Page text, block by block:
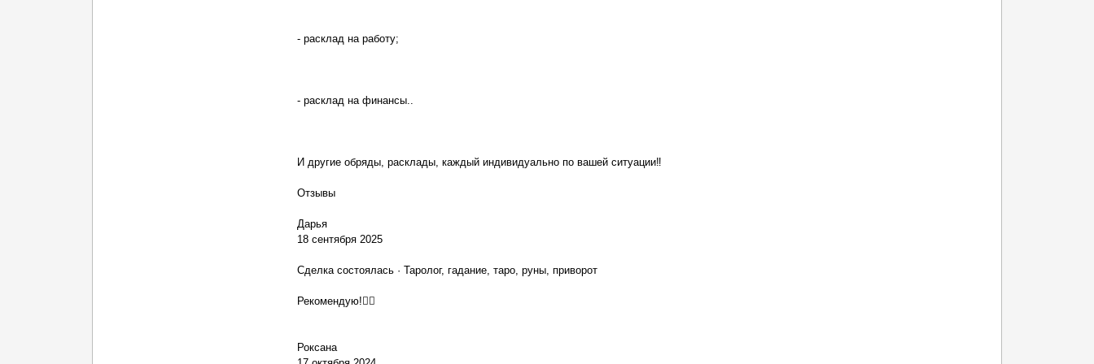
- расклад на работу;
- расклад на финансы..
И другие обряды, расклады, каждый индивидуально по вашей ситуации‼️
Отзывы
Дарья
18 сентября 2025
Сделка состоялась · Таролог, гадание, таро, руны, приворот
Рекомендую!👍🏼
Роксана